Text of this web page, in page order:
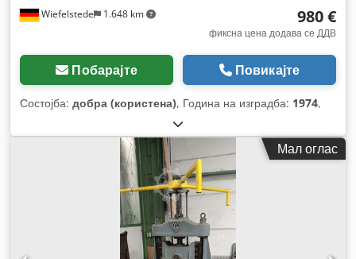
Wiefelstede 1.648 km 980 €
фиксна цена додава се ДДВ
Побарајте Повикајте
Состојба: добра (користена), Година на изградба: 1974,
Мал оглас